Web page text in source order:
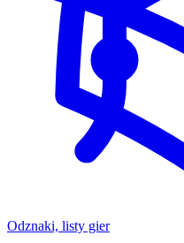
Odznaki, listy gier